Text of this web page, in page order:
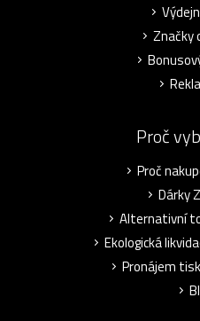
Značky
Proč
Proč
Dárky
Alternativní
Ekologická
Pronájem